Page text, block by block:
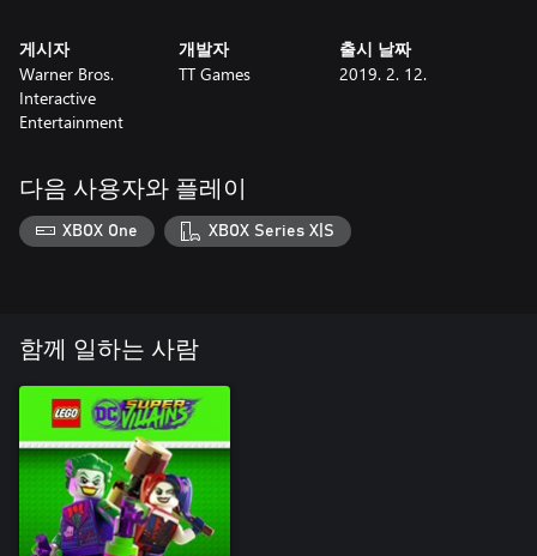
게시자
Warner Bros.
Interactive
Entertainment
개발자
TT Games
출시 날짜
2019. 2. 12.
다음 사용자와 플레이
XBOX One XBOX Series X|S
함께 일하는 사람